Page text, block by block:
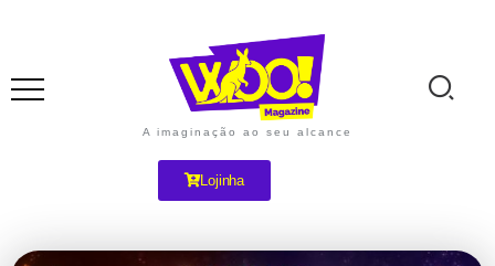
A imaginação ao seu alcance
Lojinha